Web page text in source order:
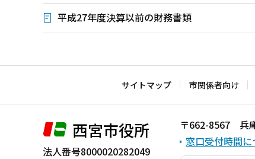
平成27年度決算以前の財務書類
文
で
サイトマップ 市関係者向け
西宮市役所
法人番号8000020282049
〒662-8567 兵
窓口受付時間